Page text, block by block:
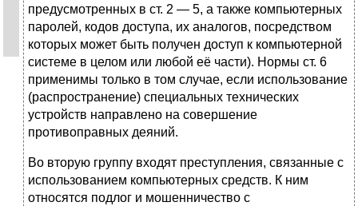
предусмотренных в ст. 2 — 5, а также компьютерных
паролей, кодов доступа, их аналогов, посредством
которых может быть получен доступ к компьютерной
системе в целом или любой её части). Нормы ст. 6
применимы только в том случае, если использование
(распространение) специальных технических
устройств направлено на совершение
противоправных деяний.
Во вторую группу входят преступления, связанные с
использованием компьютерных средств. К ним
относятся подлог и мошенничество с